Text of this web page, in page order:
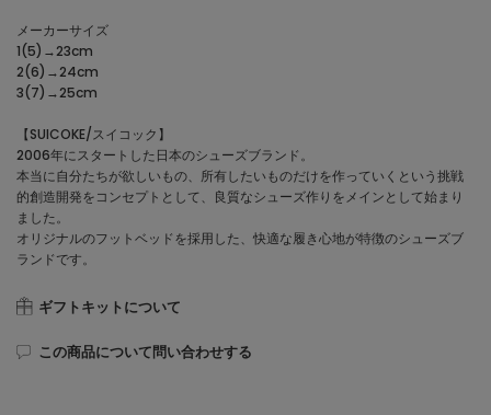
メーカーサイズ
1(5)→23cm
2(6)→24cm
3(7)→25cm
【SUICOKE/スイコック】
2006年にスタートした日本のシューズブランド。
本当に自分たちが欲しいもの、所有したいものだけを作っていくという挑戦
的創造開発をコンセプトとして、良質なシューズ作りをメインとして始まり
ました。
オリジナルのフットベッドを採用した、快適な履き心地が特徴のシューズブ
ランドです。
ギフトキットについて
この商品について問い合わせする